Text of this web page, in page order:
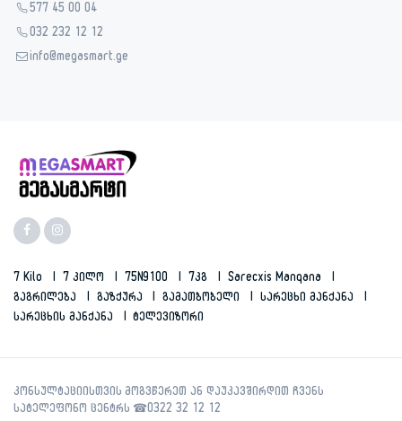
577 45 00 04
032 232 12 12
info@megasmart.ge
7 Kilo 7 Კილო 75N9100 7კგ
Sarecxis Manqana
Გაგრილება
Გაზქურა Გამათბობელი
Სარეცხი Მანქანა
Სარეცხის Მანქანა
Ტელევიზორი